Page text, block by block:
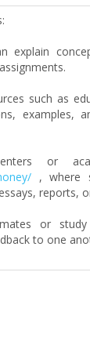
such as
examples,
or
, where
reports,
or
to one